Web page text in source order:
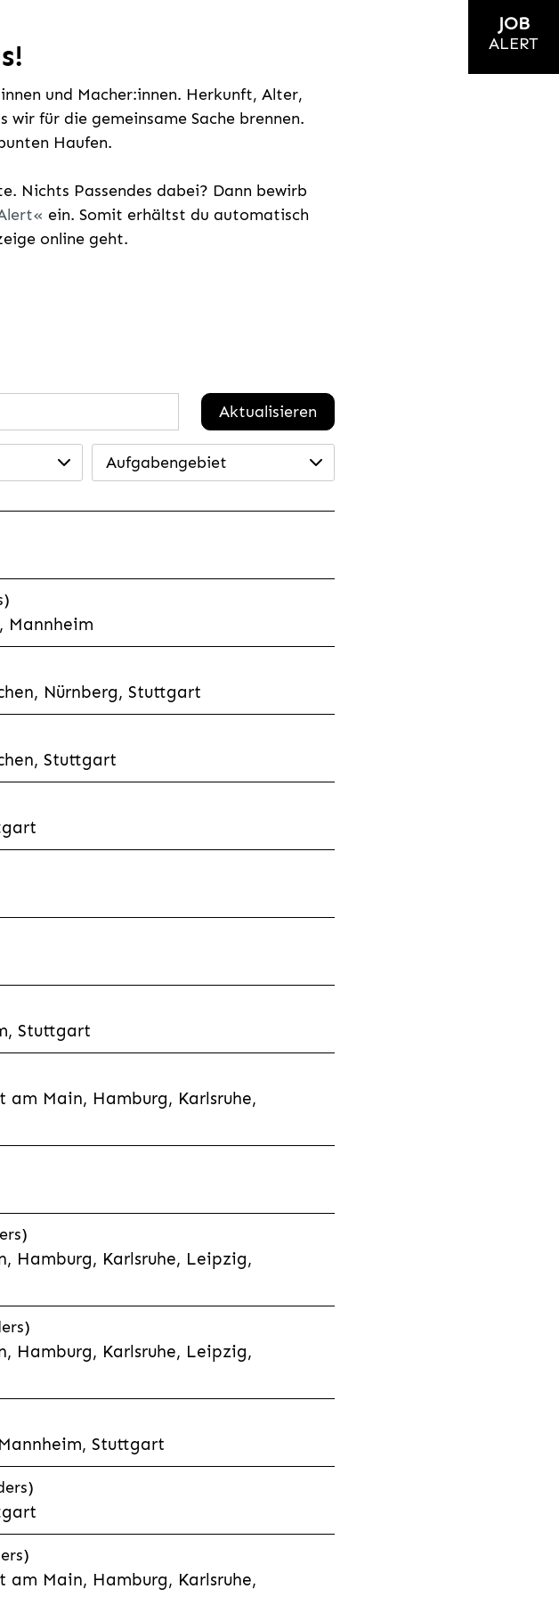
und Macher:innen. Herkunft, Alter,
wir für die gemeinsame Sache brennen.
Haufen.
Nichts Passendes dabei? Dann bewirb
ein. Somit erhältst du automatisch
online geht.
Aktualisieren
Aufgabengebiet
Mannheim
Nürnberg, Stuttgart
Stuttgart
Stuttgart
am Main, Hamburg, Karlsruhe,
Hamburg, Karlsruhe, Leipzig,
Hamburg, Karlsruhe, Leipzig,
Stuttgart
am Main, Hamburg, Karlsruhe,
JOB
ALERT